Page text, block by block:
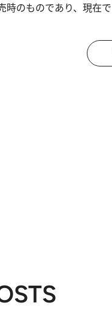
のものであり、現在で